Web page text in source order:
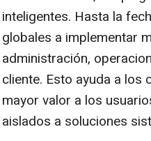
inteligentes. Hasta la
globales a implementar
administración,
cliente. Esto ayuda a los
mayor valor a los
aislados a soluciones